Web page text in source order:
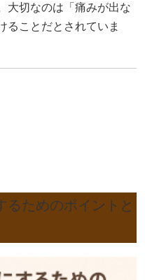
大切なのは「痛みが出な
ることだとされていま
るためのポイントと